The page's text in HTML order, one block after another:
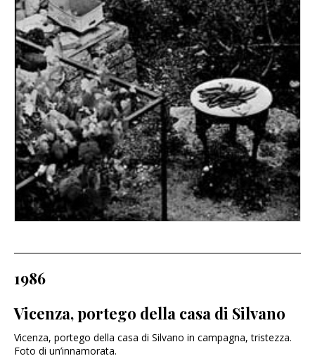
1986
Vicenza, portego della casa di Silvano
Vicenza, portego della casa di Silvano in campagna, tristezza.
Foto di un’innamorata.